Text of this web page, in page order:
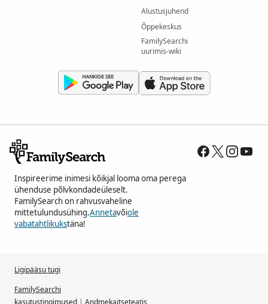
Alustusjuhend
Õppekeskus
FamilySearchi
uurimis-wiki
Inspireerime inimesi kõikjal looma oma perega
ühenduse põlvkondadeüleselt.
FamilySearch on rahvusvaheline
mittetulundusühing.Annetavõiole
vabatahtlikukstäna!
Ligipääsu tugi
FamilySearchi
kasutustingimused | Andmekaitseteatis